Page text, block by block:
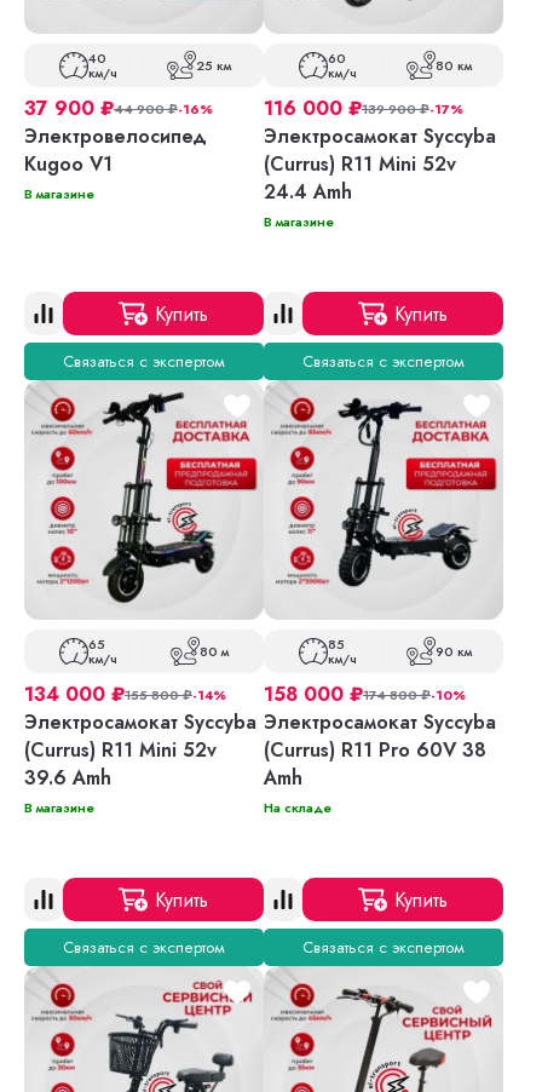
40
км/ч 25 км
37 900 ₽44 900₽-16%
Электровелосипед
Kugoo V1
В магазине
Купить
Связаться с экспертом
60
км/ч 80 км
116 000 ₽139 900₽-17%
Электросамокат Syccyba
(Currus) R11 Mini 52v
24.4 Amh
В магазине
Купить
Связаться с экспертом
65
км/ч 80 м
134 000 ₽155 800₽-14%
Электросамокат Syccyba
(Currus) R11 Mini 52v
39.6 Amh
В магазине
Купить
Связаться с экспертом
85
км/ч 90 км
158 000 ₽174 800₽-10%
Электросамокат Syccyba
(Currus) R11 Pro 60V 38
Amh
На складе
Купить
Связаться с экспертом